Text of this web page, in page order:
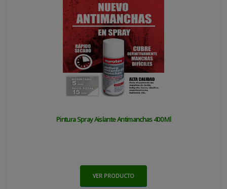
Pintura Spray Aislante Antimanchas 400 Ml
VER PRODUCTO